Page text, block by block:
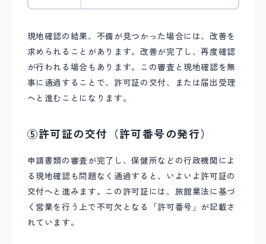
現地確認の結果、不備が見つかった場合には、改善を
求められることがあります。改善が完了し、再度確認
が行われる場合もあります。この審査と現地確認を無
事に通過することで、許可証の交付、または届出受理
へと進むことになります。
⑤許可証の交付（許可番号の発行）
申請書類の審査が完了し、保健所などの行政機関によ
る現地確認も問題なく通過すると、いよいよ許可証の
交付へと進みます。この許可証には、旅館業法に基づ
く営業を行う上で不可欠となる「許可番号」が記載さ
れています。